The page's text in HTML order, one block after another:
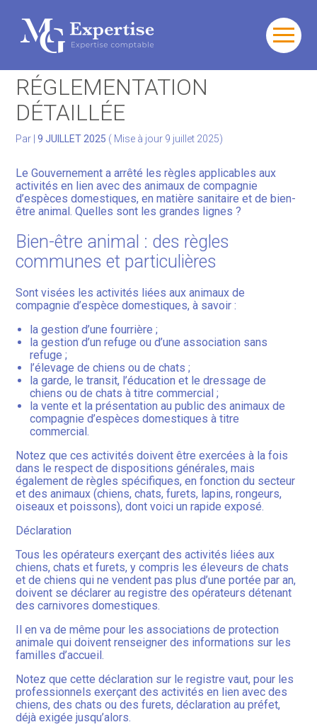
Aller
Gérer votre quotidien
Développer votre activité
Gérer votre patrimoine
Facturation Électronique
BIEN-ÊTRE ANIMAL : UNE
RÉGLEMENTATION
DÉTAILLÉE
Par |9 JUILLET 2025 ( Mise à jour 9 juillet 2025)
Le Gouvernement a arrêté les règles applicables aux
activités en lien avec des animaux de compagnie
d’espèces domestiques, en matière sanitaire et de bien-
être animal. Quelles sont les grandes lignes ?
Bien-être animal : des règles
communes et particulières
Sont visées les activités liées aux animaux de
compagnie d’espèce domestiques, à savoir :
la gestion d’une fourrière ;
la gestion d’un refuge ou d’une association sans
refuge ;
l’élevage de chiens ou de chats ;
la garde, le transit, l’éducation et le dressage de
chiens ou de chats à titre commercial ;
la vente et la présentation au public des animaux de
compagnie d’espèces domestiques à titre
commercial.
Notez que ces activités doivent être exercées à la fois
dans le respect de dispositions générales, mais
également de règles spécifiques, en fonction du secteur
et des animaux (chiens, chats, furets, lapins, rongeurs,
oiseaux et poissons), dont voici un rapide exposé.
Déclaration
Tous les opérateurs exerçant des activités liées aux
chiens, chats et furets, y compris les éleveurs de chats
et de chiens qui ne vendent pas plus d’une portée par an,
doivent se déclarer au registre des opérateurs détenant
des carnivores domestiques.
Il en va de même pour les associations de protection
animale qui doivent renseigner des informations sur les
familles d’accueil.
Notez que cette déclaration sur le registre vaut, pour les
professionnels exerçant des activités en lien avec des
chiens, des chats ou des furets, déclaration au préfet,
déjà exigée jusqu’alors.